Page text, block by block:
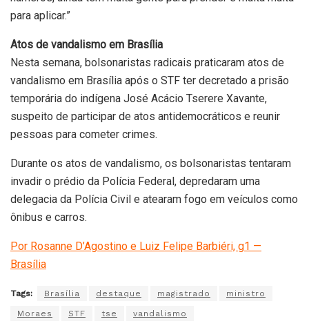
para aplicar.”
Atos de vandalismo em Brasília
Nesta semana, bolsonaristas radicais praticaram atos de
vandalismo em Brasília após o STF ter decretado a prisão
temporária do indígena José Acácio Tserere Xavante,
suspeito de participar de atos antidemocráticos e reunir
pessoas para cometer crimes.
Durante os atos de vandalismo, os bolsonaristas tentaram
invadir o prédio da Polícia Federal, depredaram uma
delegacia da Polícia Civil e atearam fogo em veículos como
ônibus e carros.
Por Rosanne D’Agostino e Luiz Felipe Barbiéri, g1 —
Brasília
Tags: Brasília destaque magistrado ministro
Moraes STF tse vandalismo